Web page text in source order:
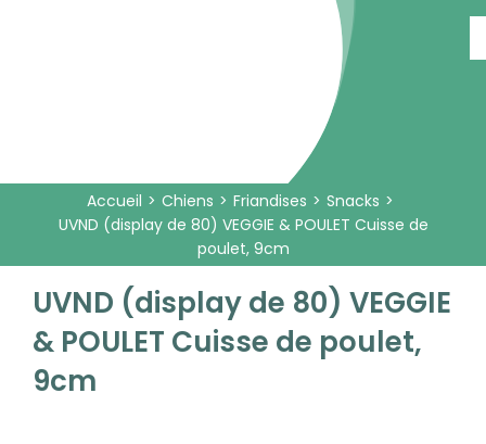
Accueil Chiens Friandises
Snacks
UVND (display de 80) VEGGIE & POULET Cuisse de
poulet, 9cm
UVND (display de 80) VEGGIE
& POULET Cuisse de poulet,
9cm